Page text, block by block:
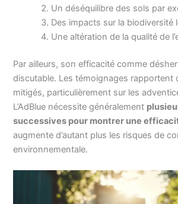
Un déséquilibre des sols par
Des impacts sur la biodiversité
Une altération de la qualité de
Par ailleurs, son efficacité comme
discutable. Les témoignages rapportent
mitigés, particulièrement sur les
L’AdBlue nécessite généralement
successives pour montrer une
augmente d’autant plus les risques de
environnementale.